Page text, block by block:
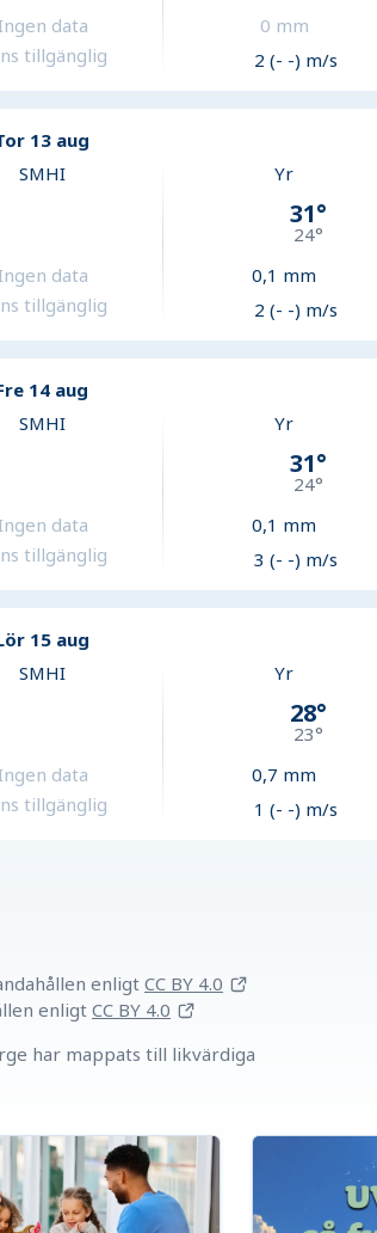
data
tillgänglig
0 mm
2 (- -) m/s
13 aug
SMHI
data
tillgänglig
Yr
31°
24°
0,1 mm
2 (- -) m/s
14 aug
SMHI
data
tillgänglig
Yr
31°
24°
0,1 mm
3 (- -) m/s
15 aug
SMHI
data
tillgänglig
Yr
28°
23°
0,7 mm
1 (- -) m/s
enligt CC BY 4.0
enligt CC BY 4.0
har mappats till likvärdiga